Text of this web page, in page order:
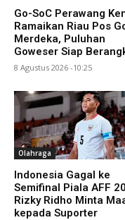
Go-SoC Perawang
Ramaikan Riau Pos
Merdeka, Puluhan
Goweser Siap
8 Agustus 2026 -10:25
Olahraga
Indonesia Gagal ke
Semifinal Piala AFF
Rizky Ridho Minta
kepada Suporter